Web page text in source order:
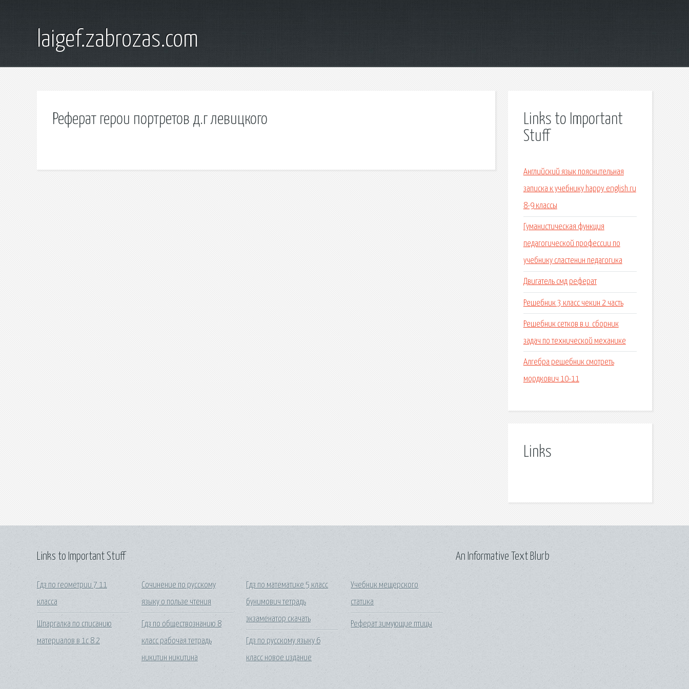
laigef.zabrozas.com
Реферат герои портретов д.г левицкого
Links to Important
Stuff
Английский язык пояснительная
записка к учебнику happy english.ru
8-9 классы
Гуманистическая функция
педагогической профессии по
учебнику сластенин педагогика
Двигатель смд реферат
Решебник 3 класс чекин 2 часть
Решебник сетков в.и. сборник
задач по технической механике
Алгебра решебник смотреть
мордкович 10-11
Links
Links to Important Stuff
Гдз по геометрии 7 11
класса
Шпаргалка по списанию
материалов в 1с 8.2
Сочинение по русскому
языку о пользе чтения
Гдз по обществознанию 8
класс рабочая тетрадь
никитин никитина
Гдз по математике 5 класс
бунимович тетрадь
экзаменатор скачать
Гдз по русскому языку 6
класс новое издание
Учебник мещерского
статика
Реферат зимующие птицы
An Informative Text Blurb